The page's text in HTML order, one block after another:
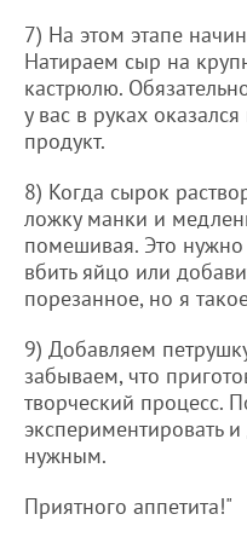
7) На этом этапе
Натираем сыр на
кастрюлю.
у вас в руках
продукт.
8) Когда сырок
ложку манки и
помешивая. Это
вбить яйцо или
порезанное, но я
9) Добавляем
забываем, что
творческий процесс.
экспериментировать и
нужным.
Приятного аппетита!"